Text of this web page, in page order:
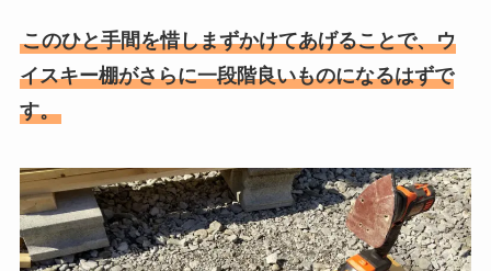
このひと手間を惜しまずかけてあげることで、ウ
イスキー棚がさらに一段階良いものになるはずで
す。